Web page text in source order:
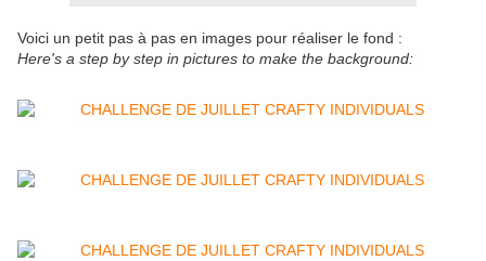
Voici un petit pas à pas en images pour réaliser le fond :
Here's a step by step in pictures to make the background: